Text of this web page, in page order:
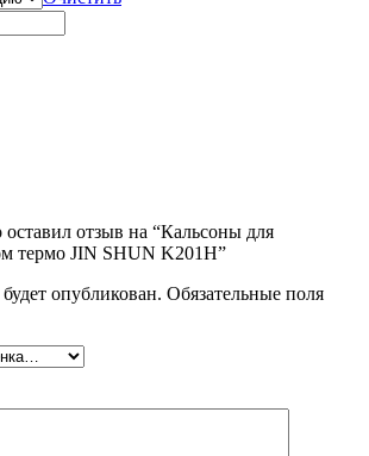
оставил отзыв на “Кальсоны для
термо JIN SHUN K201H”
опубликован. Обязательные поля